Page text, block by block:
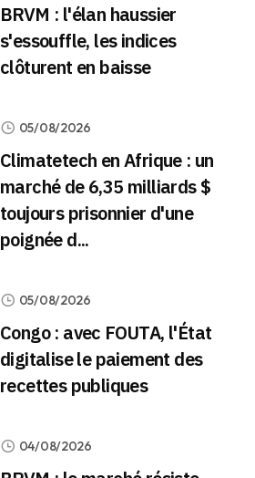
BRVM : l'élan haussier
s'essouffle, les indices
clôturent en baisse
05/08/2026
Climatetech en Afrique : un
marché de 6,35 milliards $
toujours prisonnier d'une
poignée d...
05/08/2026
Congo : avec FOUTA, l'État
digitalise le paiement des
recettes publiques
04/08/2026